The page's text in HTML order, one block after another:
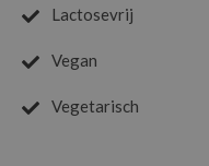
Lactosevrij
Vegan
Vegetarisch